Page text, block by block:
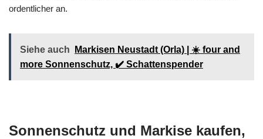
ordentlicher an.
Siehe auch
Markisen Neustadt (Orla) | ☀️ four and
more Sonnenschutz, ✔️ Schattenspender
Sonnenschutz und Markise kaufen,